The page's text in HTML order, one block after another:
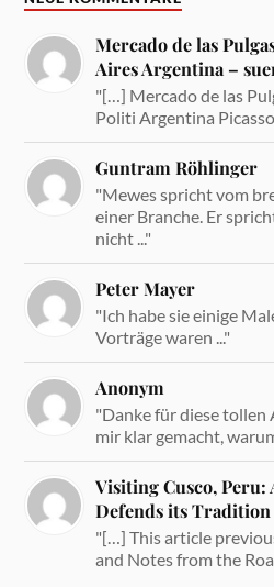
Mercado de las
Aires Argentina –
"[…] Mercado de las
Politi Argentina
Guntram Röhlinger
"Mewes spricht vom
einer Branche. Er
nicht ..."
Peter Mayer
"Ich habe sie einige
Vorträge waren ..."
Anonym
"Danke für diese tollen
mir klar gemacht,
Visiting Cusco, Peru:
Defends its Tradition
"[…] This article
and Notes from the